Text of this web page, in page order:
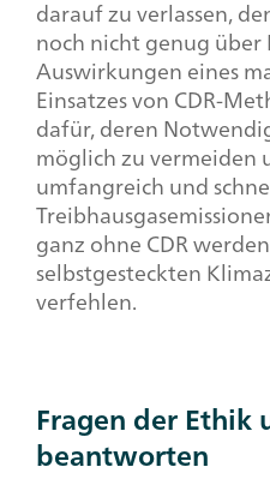
darauf zu verlassen,
noch nicht genug
Auswirkungen eines
Einsatzes von CDR-
dafür, deren
möglich zu vermeiden
umfangreich und
ganz ohne CDR
selbstgesteckten
verfehlen.
Fragen der Ethik
beantworten